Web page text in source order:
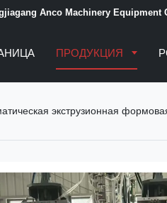
Anco Machinery Equipment
ПРОДУКЦИЯ
экструзионная